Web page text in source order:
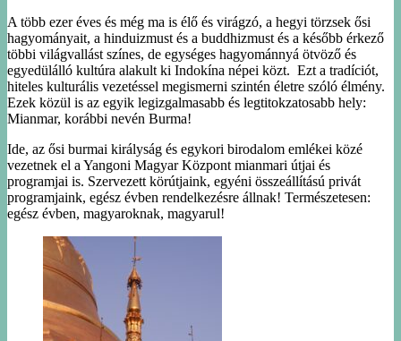
A több ezer éves és még ma is élő és virágzó, a hegyi törzsek ősi
hagyományait, a hinduizmust és a buddhizmust és a később érkező
többi világvallást színes, de egységes hagyománnyá ötvöző és
egyedülálló kultúra alakult ki Indokína népei közt. Ezt a tradíciót,
hiteles kulturális vezetéssel megismerni szintén életre szóló élmény.
Ezek közül is az egyik legizgalmasabb és legtitokzatosabb hely:
Mianmar, korábbi nevén Burma!
Ide, az ősi burmai királyság és egykori birodalom emlékei közé
vezetnek el a Yangoni Magyar Központ mianmari útjai és
programjai is. Szervezett körútjaink, egyéni összeállítású privát
programjaink, egész évben rendelkezésre állnak! Természetesen:
egész évben, magyaroknak, magyarul!